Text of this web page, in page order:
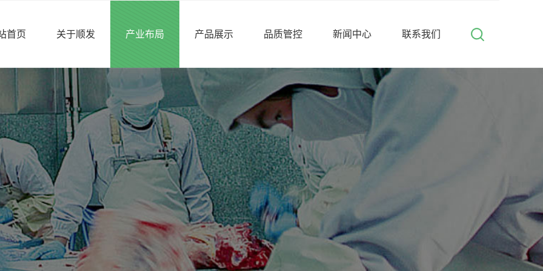
首页 关于顺发 产业布局 产品展示 品质管控 新闻中心 联系我们